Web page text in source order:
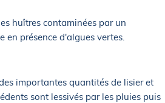
huîtres contaminées par un
en présence d'algues vertes.
importantes quantités de lisier et
sont lessivés par les pluies puis